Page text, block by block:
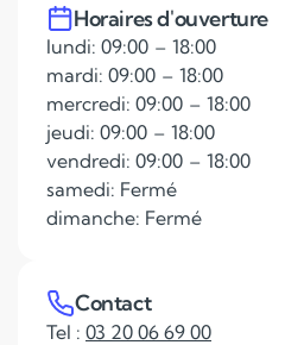
Horaires d'ouverture
lundi: 09:00 – 18:00
mardi: 09:00 – 18:00
mercredi: 09:00 – 18:00
jeudi: 09:00 – 18:00
vendredi: 09:00 – 18:00
samedi: Fermé
dimanche: Fermé
Contact
Tel : 03 20 06 69 00